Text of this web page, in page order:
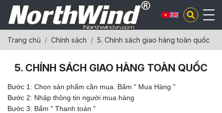
Trang chủ Chính sách 5. Chính sách giao hàng toàn quốc
5. CHÍNH SÁCH GIAO HÀNG TOÀN QUỐC
Bước 1: Chọn sản phẩm cần mua. Bấm " Mua Hàng "
Bước 2: Nhập thông tin người mua hàng
Bước 3: Bấm " Thanh toán "